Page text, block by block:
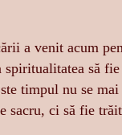
a venit acum
să
timpul nu se mai
sacru, ci să fie